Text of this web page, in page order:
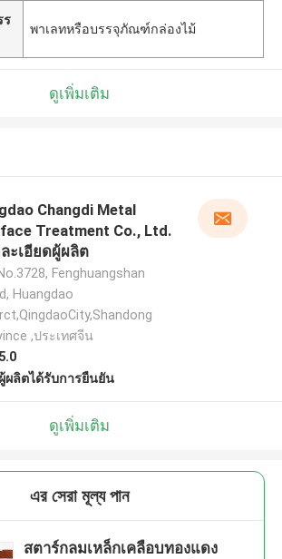
ร
พาเลทหรือบรรจุภัณฑ์กล่องไม้
ดูเพิ่มเติม
Changdi Metal
Treatment Co., Ltd.
ะเอียดผู้ผลิต
Fenghuangshan
Huangdao
,ประเทศจีน
5.0
ผู้ผลิตได้รับการยืนยัน
ดูเพิ่มเติม
এর সেরা মূল্য পান
สตาร์กลมเหล็กเคลือบทองแดง